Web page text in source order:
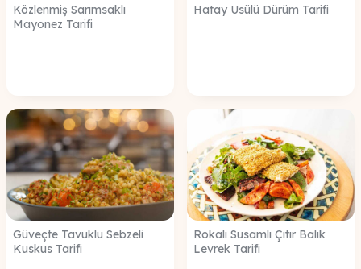
Közlenmiş Sarımsaklı
Mayonez Tarifi
Hatay Usülü Dürüm Tarifi
Güveçte Tavuklu Sebzeli
Kuskus Tarifi
Rokalı Susamlı Çıtır Balık
Levrek Tarifi